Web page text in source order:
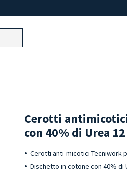
Cerotti
con 40% di Urea
Cerotti anti-micotici Tecniwork
Dischetto in cotone con 40% di